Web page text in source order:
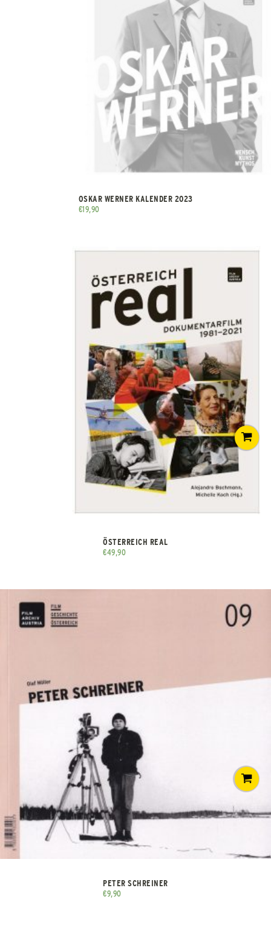
OSKAR WERNER KALENDER 2023
€19,90
ÖSTERREICH REAL
€49,90
PETER SCHREINER
€9,90